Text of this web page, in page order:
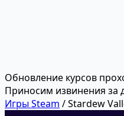
Обновление курсов
Приносим извинения за
Игры Steam /Stardew